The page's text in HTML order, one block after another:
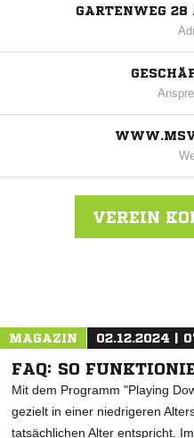
GARTENWEG
VEREIN
MAGAZIN 02.12.2024 |
FAQ: SO
Mit dem Programm "Playing
gezielt in einer niedrigeren
tatsächlichen Alter entspricht.